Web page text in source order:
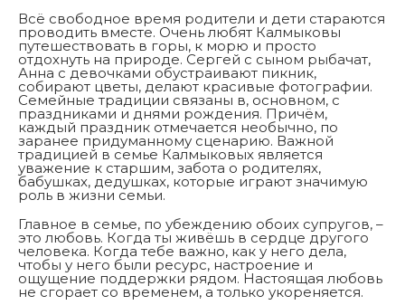
Всё свободное время родители и дети стараются
проводить вместе. Очень любят Калмыковы
путешествовать в горы, к морю и просто
отдохнуть на природе. Сергей с сыном рыбачат,
Анна с девочками обустраивают пикник,
собирают цветы, делают красивые фотографии.
Семейные традиции связаны в, основном, с
праздниками и днями рождения. Причём,
каждый праздник отмечается необычно, по
заранее придуманному сценарию. Важной
традицией в семье Калмыковых является
уважение к старшим, забота о родителях,
бабушках, дедушках, которые играют значимую
роль в жизни семьи.
Главное в семье, по убеждению обоих супругов, –
это любовь. Когда ты живёшь в сердце другого
человека. Когда тебе важно, как у него дела,
чтобы у него были ресурс, настроение и
ощущение поддержки рядом. Настоящая любовь
не сгорает со временем, а только укореняется.